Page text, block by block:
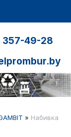
357-49-28
» Набивка